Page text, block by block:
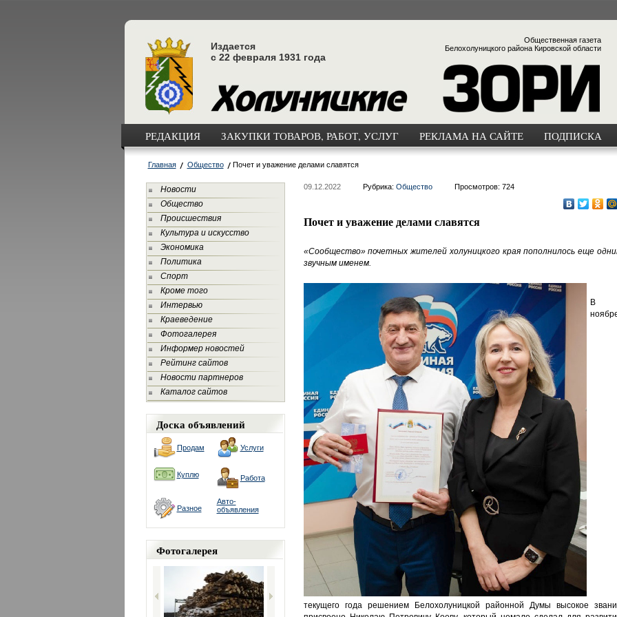
Издается
с 22 февраля 1931 года
Общественная газета
Белохолуницкого района Кировской области
РЕДАКЦИЯ ЗАКУПКИ ТОВАРОВ, РАБОТ, УСЛУГ РЕКЛАМА НА САЙТЕ ПОДПИСКА
Главная Общество Почет и уважение делами славятся
Новости
Общество
Происшествия
Культура и искусство
Экономика
Политика
Спорт
Кроме того
Интервью
Краеведение
Фотогалерея
Информер новостей
Рейтинг сайтов
Новости партнеров
Каталог сайтов
Доска объявлений
Продам Услуги
Куплю Работа
Разное
Авто-
объявления
Фотогалерея
09.12.2022 Рубрика: Общество Просмотров: 724
Почет и уважение делами славятся
«Сообщество» почетных жителей холуницкого края пополнилось еще
звучным именем.
В
текущего года решением Белохолуницкой районной Думы высокое